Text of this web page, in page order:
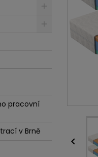
pracovní
v Brně
